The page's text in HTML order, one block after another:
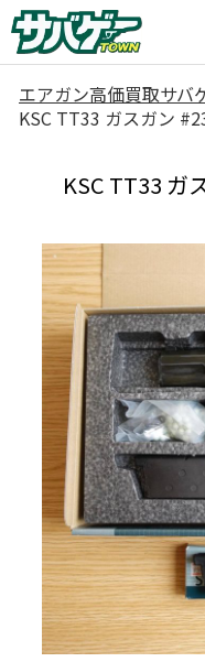
エアガン高価買取サバ
KSC TT33 ガスガン
KSC TT33 ガ